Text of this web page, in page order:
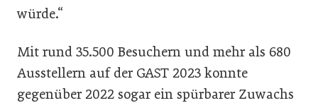
würde.“
Mit rund 35.500 Besuchern und mehr als 680
Ausstellern auf der GAST 2023 konnte
gegenüber 2022 sogar ein spürbarer Zuwachs